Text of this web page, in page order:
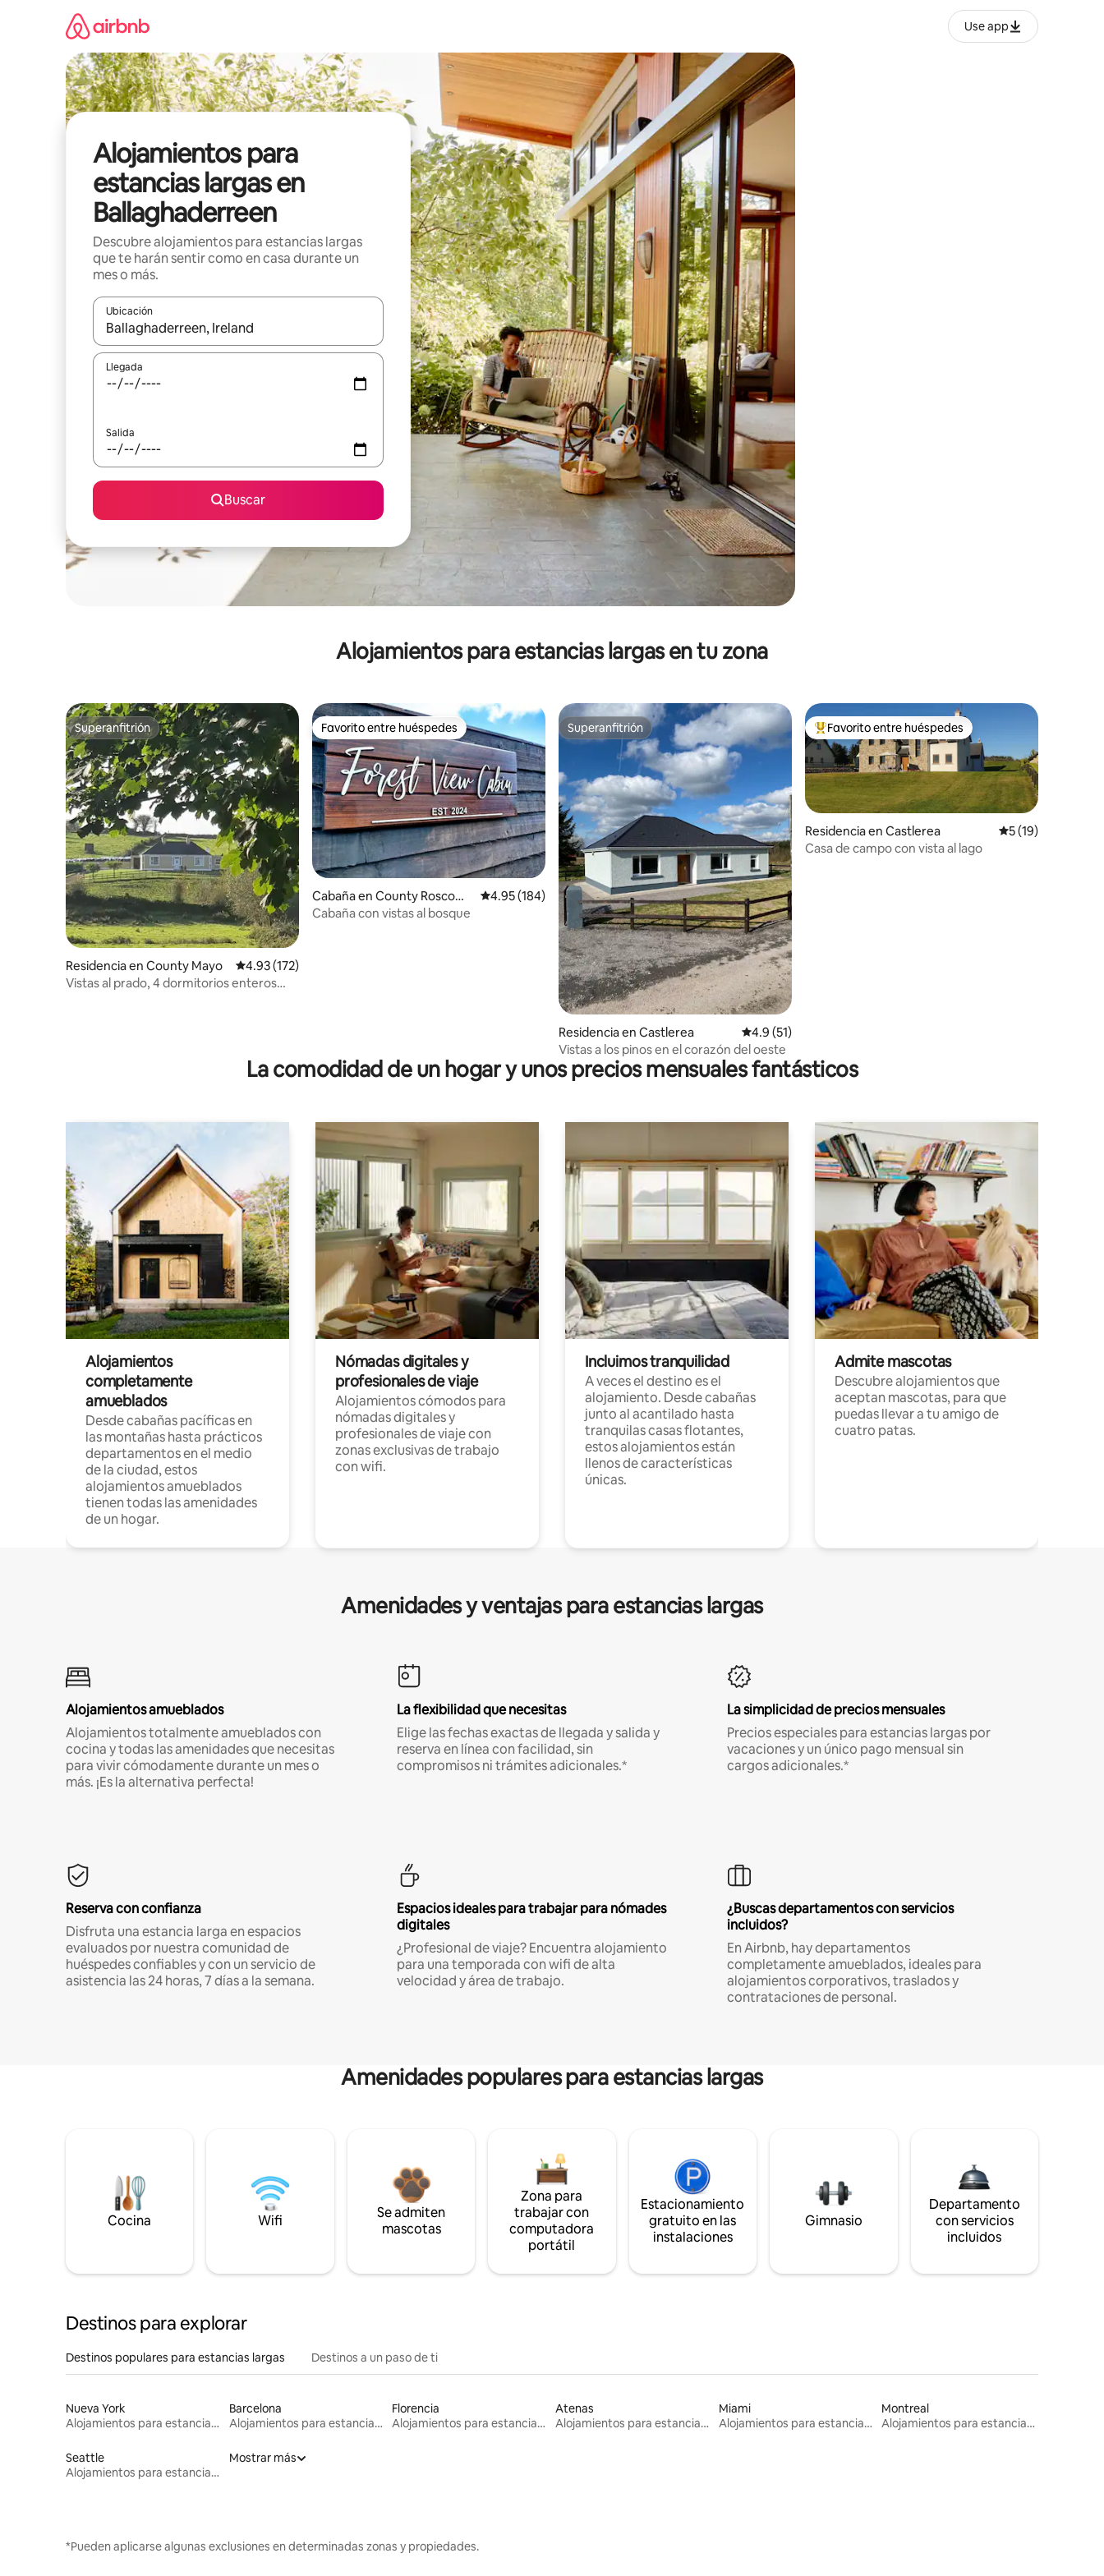
Use app
Alojamientos para
estancias largas en
Ballaghaderreen
Descubre alojamientos para estancias largas
que te harán sentir como en casa durante un
mes o más.
Ubicación
Cuando los resultados estén disponibles, podrás navegar usando las teclas de las flechas hacia arriba y hacia abajo, o bien tocando y deslizando la pantalla.
Llegada
Salida
Buscar
Alojamientos para estancias largas en tu zona
Superanfitrión
Superanfitrión
Residencia en County Mayo Calificación promedio: 4.93 de 5; 172 evaluaciones
4.93 (172)
Vistas al prado, 4 dormitorios enteros
Favorito entre huéspedes
Favorito entre huéspedes
Cabaña en County Roscom
mon
Calificación promedio: 4.95 de 5; 184 evaluaciones
4.95 (184)
Cabaña con vistas al bosque
Superanfitrión
Superanfitrión
Residencia en Castlerea Calificación promedio: 4.9 de 5; 51 evaluaciones
4.9 (51)
Vistas a los pinos en el corazón del oeste
De los mejores en Favorito entre huéspedes
Favorito entre huéspedes
Residencia en Castlerea Calificación
5 (19)
Casa de campo con vista al lago
La comodidad de un hogar y unos precios mensuales fantásticos
Alojamientos
completamente
amueblados
Desde cabañas pacíficas en
las montañas hasta prácticos
departamentos en el medio
de la ciudad, estos
alojamientos amueblados
tienen todas las amenidades
de un hogar.
Nómadas digitales y
profesionales de viaje
Alojamientos cómodos para
nómadas digitales y
profesionales de viaje con
zonas exclusivas de trabajo
con wifi.
Incluimos tranquilidad
A veces el destino es el
alojamiento. Desde cabañas
junto al acantilado hasta
tranquilas casas flotantes,
estos alojamientos están
llenos de características
únicas.
Admite mascotas
Descubre alojamientos que
aceptan mascotas, para que
puedas llevar a tu amigo de
cuatro patas.
Amenidades y ventajas para estancias largas
Alojamientos amueblados
Alojamientos totalmente amueblados con
cocina y todas las amenidades que necesitas
para vivir cómodamente durante un mes o
más. ¡Es la alternativa perfecta!
La flexibilidad que necesitas
Elige las fechas exactas de llegada y salida y
reserva en línea con facilidad, sin
compromisos ni trámites adicionales.*
La simplicidad de precios mensuales
Precios especiales para estancias largas por
vacaciones y un único pago mensual sin
cargos adicionales.*
Reserva con confianza
Disfruta una estancia larga en espacios
evaluados por nuestra comunidad de
huéspedes confiables y con un servicio de
asistencia las 24 horas, 7 días a la semana.
Espacios ideales para trabajar para nómades
digitales
¿Profesional de viaje? Encuentra alojamiento
para una temporada con wifi de alta
velocidad y área de trabajo.
¿Buscas departamentos con servicios
incluidos?
En Airbnb, hay departamentos
completamente amueblados, ideales para
alojamientos corporativos, traslados y
contrataciones de personal.
Amenidades populares para estancias largas
Cocina Wifi
Se admiten
mascotas
Zona para
trabajar con
computadora
portátil
Estacionamiento
gratuito en las
instalaciones
Gimnasio
Departamento
con servicios
incluidos
Destinos para explorar
Destinos populares para estancias largas Destinos a un paso de ti
Nueva York
Alojamientos para estancias largas
Barcelona
Alojamientos para estancias largas
Florencia
Alojamientos para estancias largas
Atenas
Alojamientos para estancias largas
Miami
Alojamientos para estancias largas
Montreal
Alojamientos para estancias largas
Seattle
Alojamientos para estancias largas
Mostrar más
*Pueden aplicarse algunas exclusiones en determinadas zonas y propiedades.